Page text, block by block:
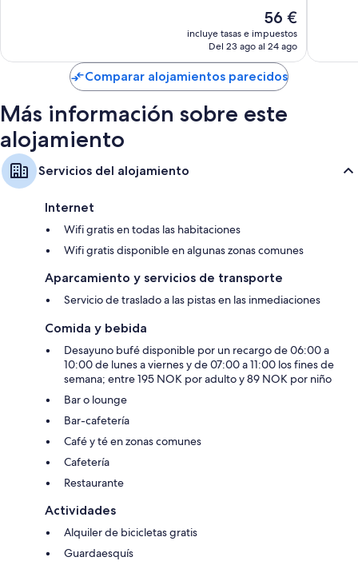
El
precio
actual
de
56 €
56 €
incluye tasas e impuestos
Del 23 ago al 24 ago
Comparar alojamientos parecidos
Más información sobre este
alojamiento
Servicios del alojamiento
Internet
Wifi gratis en todas las habitaciones
Wifi gratis disponible en algunas zonas comunes
Aparcamiento y servicios de transporte
Servicio de traslado a las pistas en las inmediaciones
Comida y bebida
Desayuno bufé disponible por un recargo de 06:00 a
10:00 de lunes a viernes y de 07:00 a 11:00 los fines de
semana; entre 195 NOK por adulto y 89 NOK por niño
Bar o lounge
Bar-cafetería
Café y té en zonas comunes
Cafetería
Restaurante
Actividades
Alquiler de bicicletas gratis
Guardaesquís